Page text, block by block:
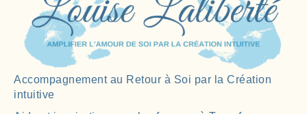
Accompagnement au Retour à Soi par la Création
intuitive